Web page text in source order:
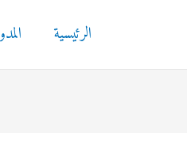
الرئيسية